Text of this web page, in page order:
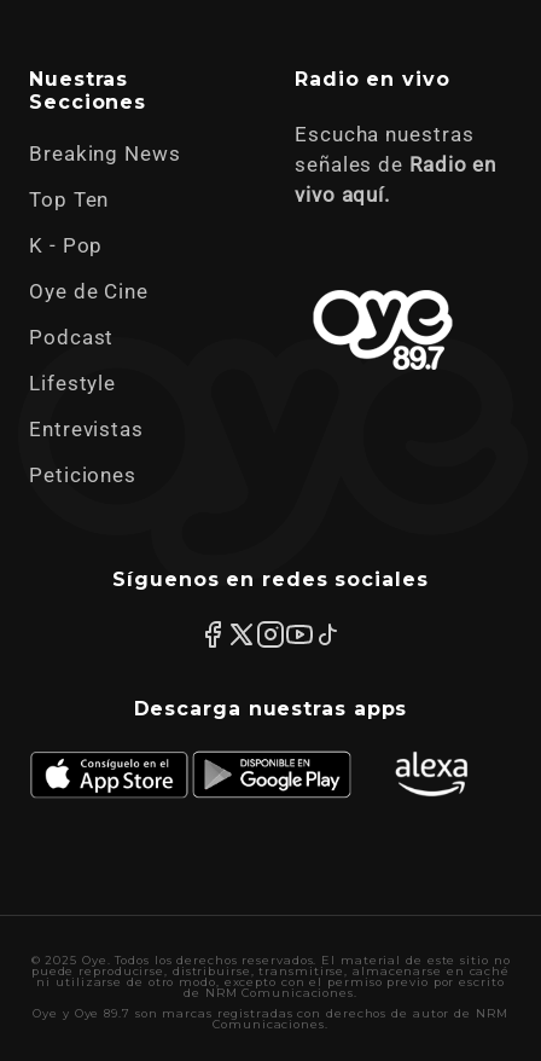
Nuestras
Secciones
Breaking News
Top Ten
K - Pop
Oye de Cine
Podcast
Lifestyle
Entrevistas
Peticiones
Radio en vivo
Escucha nuestras
señales de Radio en
vivo aquí.
Síguenos en redes sociales
Descarga nuestras apps
© 2025 Oye. Todos los derechos reservados. El material de este sitio no
puede reproducirse, distribuirse, transmitirse, almacenarse en caché
ni utilizarse de otro modo, excepto con el permiso previo por escrito
de NRM Comunicaciones.
Oye y Oye 89.7 son marcas registradas con derechos de autor de NRM
Comunicaciones.